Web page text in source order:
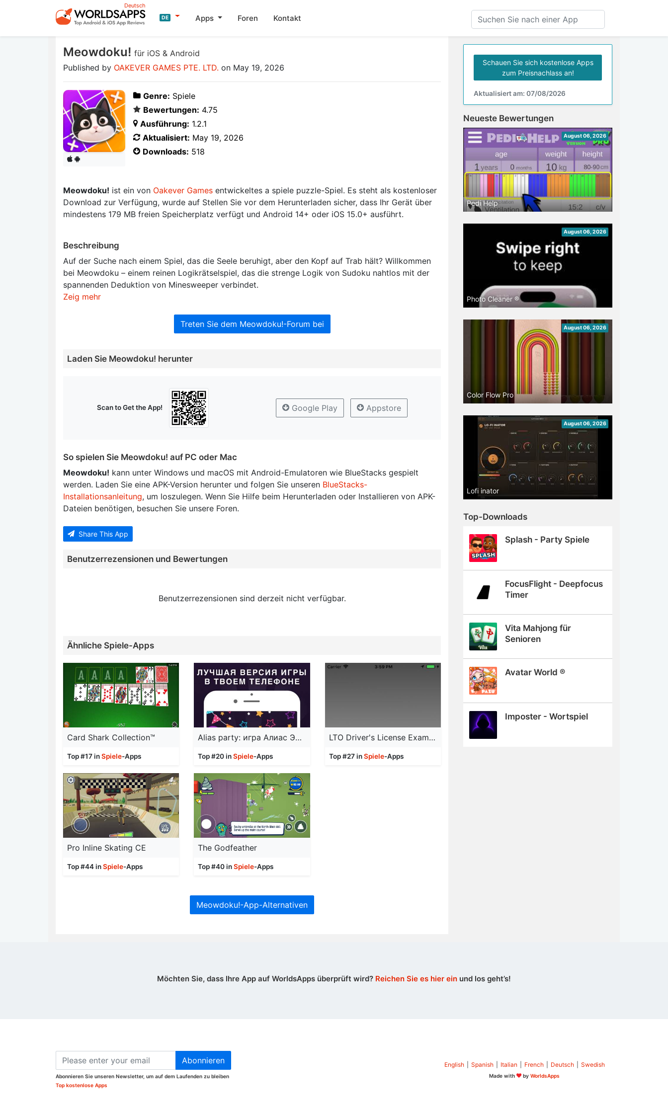
Deutsch
DE Apps Foren Kontakt
Meowdoku! für iOS & Android
Published by OAKEVER GAMES PTE. LTD. on May 19, 2026
Genre: Spiele
Bewertungen: 4.75
Ausführung: 1.2.1
Aktualisiert: May 19, 2026
Downloads: 518
Meowdoku! ist ein von Oakever Games entwickeltes a spiele puzzle-Spiel. Es steht als kostenloser
Download zur Verfügung, wurde auf Stellen Sie vor dem Herunterladen sicher, dass Ihr Gerät über
mindestens 179 MB freien Speicherplatz verfügt und Android 14+ oder iOS 15.0+ ausführt.
Beschreibung
Auf der Suche nach einem Spiel, das die Seele beruhigt, aber den Kopf auf Trab hält? Willkommen
bei Meowdoku – einem reinen Logikrätselspiel, das die strenge Logik von Sudoku nahtlos mit der
spannenden Deduktion von Minesweeper verbindet.
Zeig mehr
Treten Sie dem Meowdoku!-Forum bei
Laden Sie Meowdoku! herunter
Scan to Get the App! Google Play Appstore
So spielen Sie Meowdoku! auf PC oder Mac
Meowdoku! kann unter Windows und macOS mit Android-Emulatoren wie BlueStacks gespielt
werden. Laden Sie eine APK-Version herunter und folgen Sie unseren BlueStacks-
Installationsanleitung, um loszulegen. Wenn Sie Hilfe beim Herunterladen oder Installieren von APK-
Dateien benötigen, besuchen Sie unsere Foren.
Share This App
Benutzerrezensionen und Bewertungen
Benutzerrezensionen sind derzeit nicht verfügbar.
Ähnliche Spiele-Apps
Card Shark Collection™
Top #17 inSpiele-Apps
Alias party: игра Алиас Элиас
Top #20 inSpiele-Apps
LTO Driver's License Exam Test
Top #27 inSpiele-Apps
Pro Inline Skating CE
Top #44 inSpiele-Apps
The Godfeather
Top #40 inSpiele-Apps
Meowdoku!-App-Alternativen
Schauen Sie sich kostenlose Apps
zum Preisnachlass an!
Aktualisiert am: 07/08/2026
Neueste Bewertungen
August 06, 2026
Pedi Help
August 06, 2026
Photo Cleaner ®
August 06, 2026
Color Flow Pro
August 06, 2026
Lofi inator
Top-Downloads
Splash - Party Spiele
FocusFlight - Deepfocus
Timer
Vita Mahjong für
Senioren
Avatar World ®
Imposter - Wortspiel
Möchten Sie, dass Ihre App auf WorldsApps überprüft wird? Reichen Sie es hier ein und los geht’s!
Abonnieren
Abonnieren Sie unseren Newsletter, um auf dem Laufenden zu bleiben
Top kostenlose Apps
English Spanish Italian French Deutsch Swedish
Made with byWorldsApps